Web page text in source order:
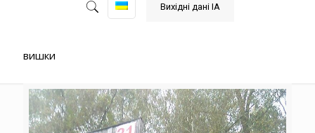
Вихідні дані ІА
вишки